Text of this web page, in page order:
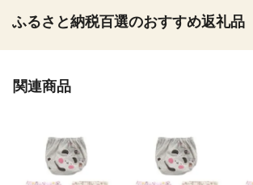
ふるさと納税百選のおすすめ返礼品
関連商品